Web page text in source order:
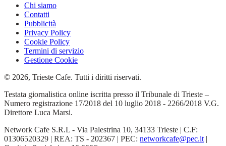
Chi siamo
Contatti
Pubblicità
Privacy Policy
Cookie Policy
Termini di servizio
Gestione Cookie
© 2026, Trieste Cafe. Tutti i diritti riservati.
Testata giornalistica online iscritta presso il Tribunale di Trieste –
Numero registrazione 17/2018 del 10 luglio 2018 - 2266/2018 V.G.
Direttore Luca Marsi.
Network Cafe S.R.L - Via Palestrina 10, 34133 Trieste | C.F:
01306520329 | REA: TS - 202367 | PEC: networkcafe@pec.it |